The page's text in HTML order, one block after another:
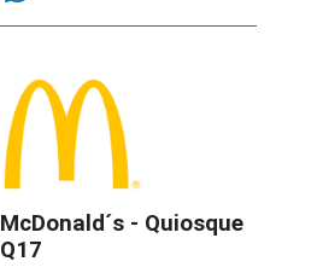
McDonald´s - Quiosque
Q17